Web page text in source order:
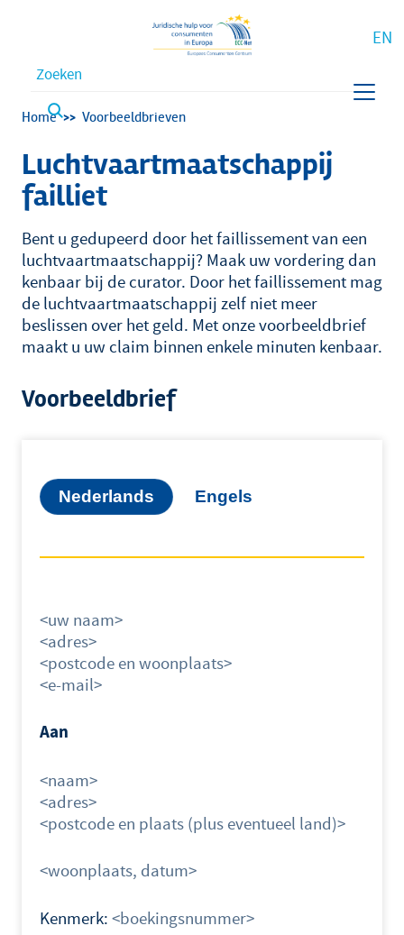
Waar bent u naar op zoek?
EN
Kruimelpad
Home Voorbeeldbrieven
Luchtvaartmaatschappij
failliet
Bent u gedupeerd door het faillissement van een
luchtvaartmaatschappij? Maak uw vordering dan
kenbaar bij de curator. Door het faillissement mag
de luchtvaartmaatschappij zelf niet meer
beslissen over het geld. Met onze voorbeeldbrief
maakt u uw claim binnen enkele minuten kenbaar.
Voorbeeldbrief
Nederlands Engels
<uw naam>
<adres>
<postcode en woonplaats>
<e-mail>
Aan
<naam>
<adres>
<postcode en plaats (plus eventueel land)>
<woonplaats, datum>
Kenmerk: <boekingsnummer>